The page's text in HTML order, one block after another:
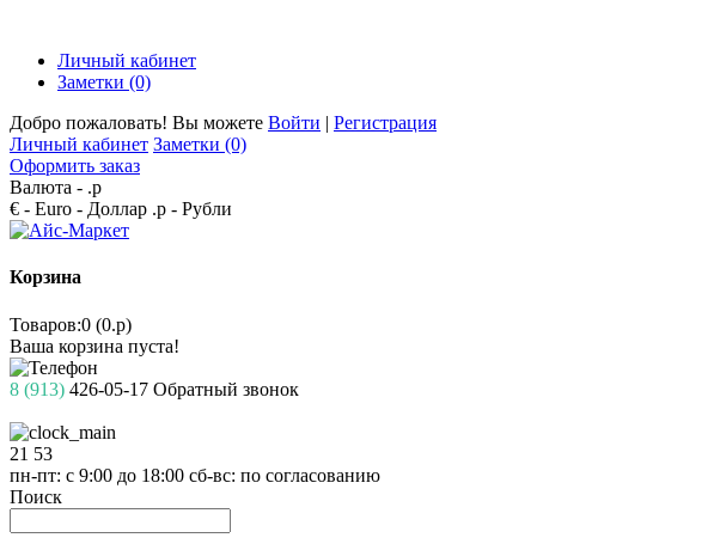
Личный кабинет
Заметки (0)
Добро пожаловать! Вы можете Войти | Регистрация
Личный кабинет Заметки (0)
Оформить заказ
Валюта - .р
€ - Euro - Доллар .р - Рубли
Корзина
Товаров:0 (0.р)
Ваша корзина пуста!
8 (913) 426-05-17 Обратный звонок
21 53
пн-пт: с 9:00 до 18:00 сб-вс: по согласованию
Поиск